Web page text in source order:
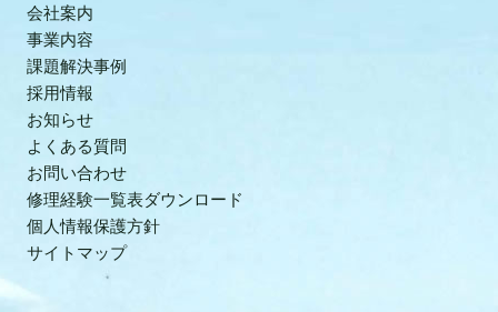
会社案内
事業内容
課題解決事例
採用情報
お知らせ
よくある質問
お問い合わせ
修理経験一覧表ダウンロード
個人情報保護方針
サイトマップ